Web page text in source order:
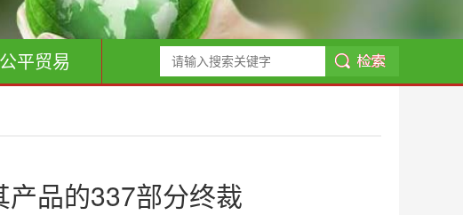
公平贸易
品的337部分终裁